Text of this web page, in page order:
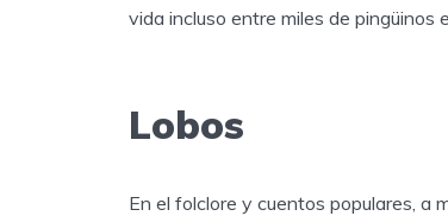
vida incluso entre miles de pingüinos
Lobos
En el folclore y cuentos populares, a